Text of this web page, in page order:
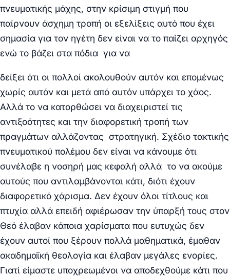
πνευματικής μάχης, στην κρίσιμη στιγμή που
παίρνουν άσχημη τροπή οι εξελίξεις αυτό που έχει
σημασία για τον ηγέτη δεν είναι να το παίζει αρχηγός
ενώ το βάζει στα πόδια για να
δείξει ότι οι πολλοί ακολουθούν αυτόν και επομένως
χωρίς αυτόν και μετά από αυτόν υπάρχει το χάος.
Αλλά το να κατορθώσει να διαχειριστεί τις
αντιξοότητες και την διαφορετική τροπή των
πραγμάτων αλλάζοντας στρατηγική. Σχέδιο τακτικής
πνευματικού πολέμου δεν είναι να κάνουμε ότι
συνέλαβε η νοσηρή μας κεφαλή αλλά το να ακούμε
αυτούς που αντιλαμβάνονται κάτι, διότι έχουν
διαφορετικό χάρισμα. Δεν έχουν όλοι τίτλους και
πτυχία αλλά επειδή αφιέρωσαν την ύπαρξή τους στον
Θεό έλαβαν κάποια χαρίσματα που ευτυχώς δεν
έχουν αυτοί που ξέρουν πολλά μαθηματικά, έμαθαν
ακαδημαϊκή θεολογία και έλαβαν μεγάλες ενορίες.
Γιατί είμαστε υποχρεωμένοι να αποδεχθούμε κάτι που